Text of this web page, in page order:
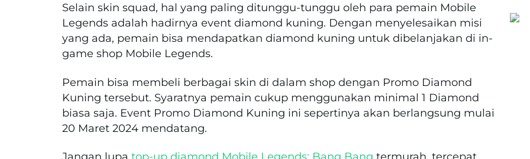
Selain skin squad, hal yang paling ditunggu-tunggu oleh para pemain Mobile
Legends adalah hadirnya event diamond kuning. Dengan menyelesaikan misi
yang ada, pemain bisa mendapatkan diamond kuning untuk dibelanjakan di in-
game shop Mobile Legends.
Pemain bisa membeli berbagai skin di dalam shop dengan Promo Diamond
Kuning tersebut. Syaratnya pemain cukup menggunakan minimal 1 Diamond
biasa saja. Event Promo Diamond Kuning ini sepertinya akan berlangsung mulai
20 Maret 2024 mendatang.